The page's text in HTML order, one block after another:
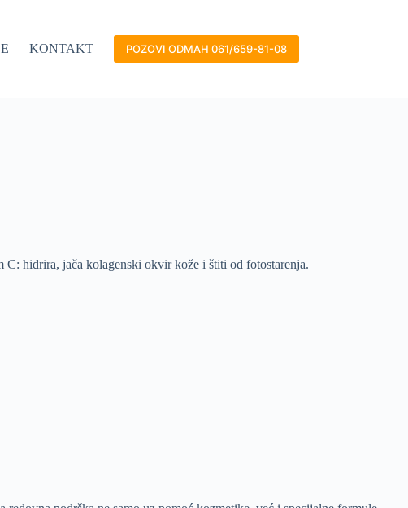
KONTAKT POZOVI ODMAH 061/659-81-08
hidrira, jača kolagenski okvir kože i štiti od fotostarenja.